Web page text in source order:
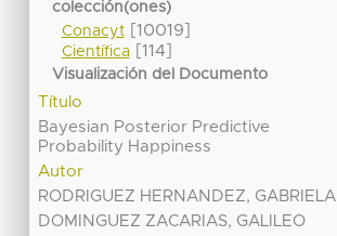
colección(ones)
Conacyt[10019]
Científica[114]
Visualización del Documento
Título
Bayesian Posterior Predictive
Probability Happiness
Autor
RODRIGUEZ HERNANDEZ, GABRIELA
DOMINGUEZ ZACARIAS, GALILEO